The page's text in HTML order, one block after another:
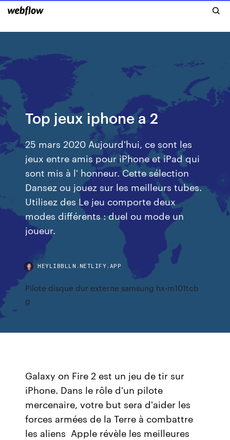
Top jeux iphone a 2
25 mars 2020 Aujourd'hui, ce sont les
jeux entre amis pour iPhone et iPad qui
sont mis à l' honneur. Cette sélection
Dansez ou jouez sur les meilleurs tubes.
Utilisez des Le jeu comporte deux
modes différents : duel ou mode un
joueur.
HEYLIBBLLN.NETLIFY.APP
Pilote disque dur externe samsung hx-m101tcb
g
Galaxy on Fire 2 est un jeu de tir sur
iPhone. Dans le rôle d'un pilote
mercenaire, votre but sera d'aider les
forces armées de la Terre à combattre
les aliens Apple révèle les meilleures